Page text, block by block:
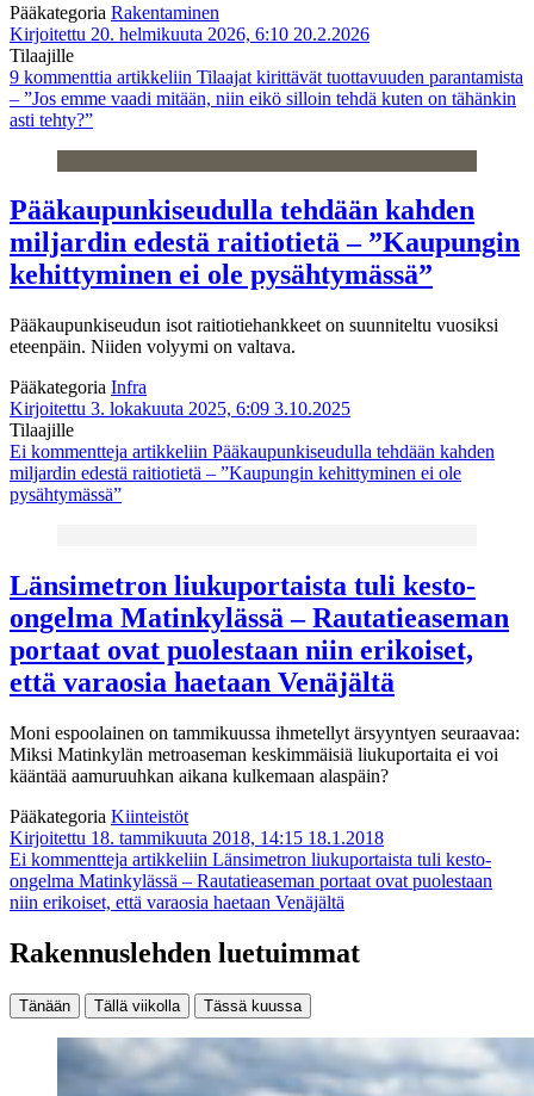
Pääkategoria Rakentaminen
Kirjoitettu 20. helmikuuta 2026, 6:10 20.2.2026
Tilaajille
9 kommenttia artikkeliin Tilaajat kirittävät tuottavuuden parantamista
– ”Jos emme vaadi mitään, niin eikö silloin tehdä kuten on tähänkin
asti tehty?”
Pääkaupunkiseudulla tehdään kahden
miljardin edestä raitiotietä – ”Kaupungin
kehittyminen ei ole pysähtymässä”
Pääkaupunkiseudun isot raitiotiehankkeet on suunniteltu vuosiksi
eteenpäin. Niiden volyymi on valtava.
Pääkategoria Infra
Kirjoitettu 3. lokakuuta 2025, 6:09 3.10.2025
Tilaajille
Ei kommentteja artikkeliin Pääkaupunkiseudulla tehdään kahden
miljardin edestä raitiotietä – ”Kaupungin kehittyminen ei ole
pysähtymässä”
Länsimetron liukuportaista tuli kesto-
ongelma Matinkylässä – Rautatieaseman
portaat ovat puolestaan niin erikoiset,
että varaosia haetaan Venäjältä
Moni espoolainen on tammikuussa ihmetellyt ärsyyntyen seuraavaa:
Miksi Matinkylän metroaseman keskimmäisiä liukuportaita ei voi
kääntää aamuruuhkan aikana kulkemaan alaspäin?
Pääkategoria Kiinteistöt
Kirjoitettu 18. tammikuuta 2018, 14:15 18.1.2018
Ei kommentteja artikkeliin Länsimetron liukuportaista tuli kesto-
ongelma Matinkylässä – Rautatieaseman portaat ovat puolestaan
niin erikoiset, että varaosia haetaan Venäjältä
Rakennuslehden luetuimmat
Tänään Tällä viikolla Tässä kuussa